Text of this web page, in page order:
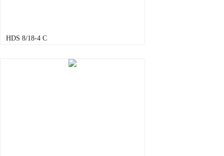
HDS 8/18-4 C